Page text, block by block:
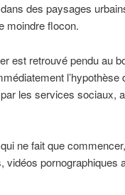
des paysages
moindre flocon.
est retrouvé pendu au
les services sociaux,
qui ne fait que
vidéos